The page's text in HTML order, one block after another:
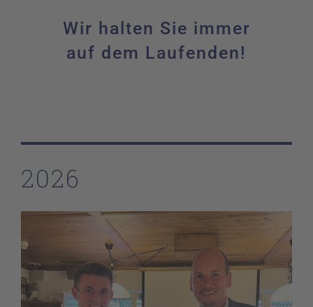
Wir halten Sie immer
auf dem Laufenden!
2026